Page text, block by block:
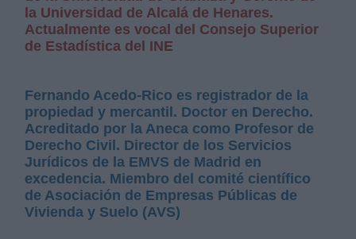
la Universidad de Alcalá de Henares.
Actualmente es vocal del Consejo Superior
de Estadística del INE
Fernando Acedo-Rico es registrador de la
propiedad y mercantil. Doctor en Derecho.
Acreditado por la Aneca como Profesor de
Derecho Civil. Director de los Servicios
Jurídicos de la EMVS de Madrid en
excedencia. Miembro del comité científico
de Asociación de Empresas Públicas de
Vivienda y Suelo (AVS)